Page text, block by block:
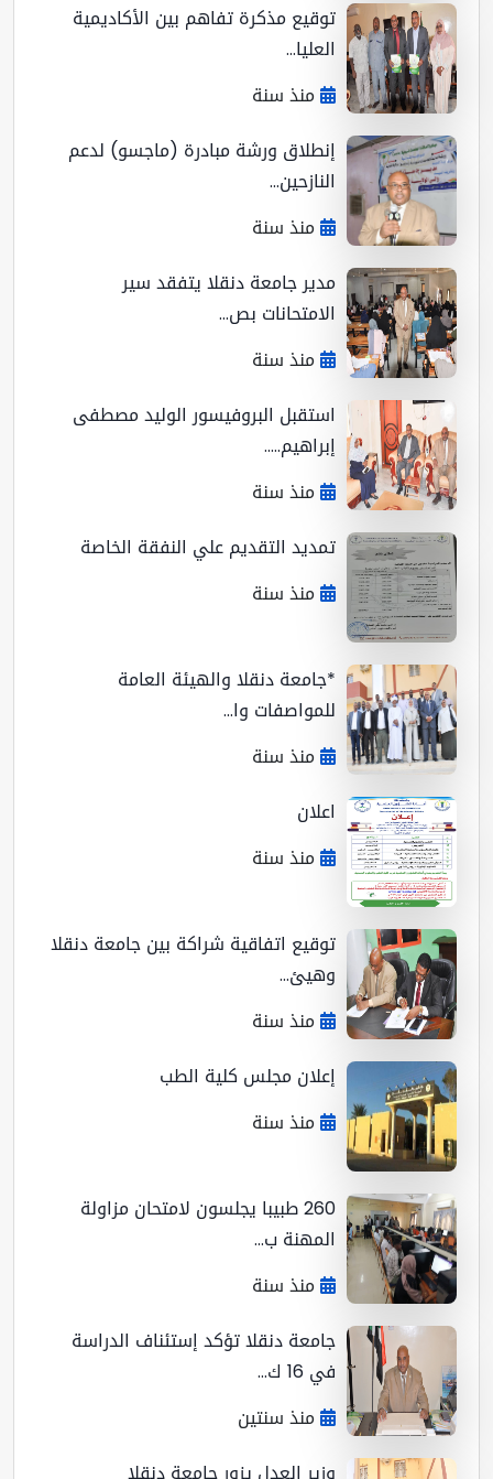
توقيع مذكرة تفاهم بين الأكاديمية
العليا...
منذ سنة
إنطلاق ورشة مبادرة (ماجسو) لدعم
النازحين...
منذ سنة
مدير جامعة دنقلا يتفقد سير
الامتحانات بص...
منذ سنة
استقبل البروفيسور الوليد مصطفى
إبراهيم.....
منذ سنة
تمديد التقديم علي النفقة الخاصة
منذ سنة
*جامعة دنقلا والهيئة العامة
للمواصفات وا...
منذ سنة
اعلان
منذ سنة
توقيع اتفاقية شراكة بين جامعة دنقلا
وهيئ...
منذ سنة
إعلان مجلس كلية الطب
منذ سنة
260 طبيبا يجلسون لامتحان مزاولة
المهنة ب...
منذ سنة
جامعة دنقلا تؤكد إستئناف الدراسة
في 16 ك...
منذ سنتين